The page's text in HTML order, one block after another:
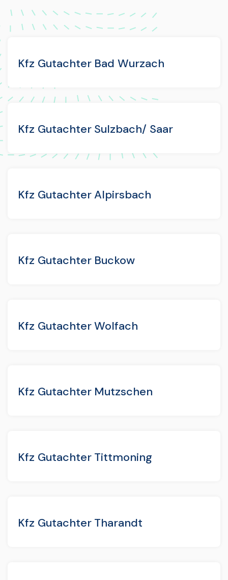
Kfz Gutachter Bad Wurzach
Kfz Gutachter Sulzbach/ Saar
Kfz Gutachter Alpirsbach
Kfz Gutachter Buckow
Kfz Gutachter Wolfach
Kfz Gutachter Mutzschen
Kfz Gutachter Tittmoning
Kfz Gutachter Tharandt